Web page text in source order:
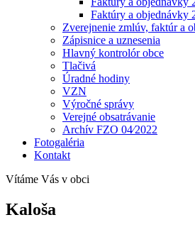
Faktúry a objednávky
Zverejnenie zmlúv, faktúr a
Zápisnice a uznesenia
Hlavný kontrolór obce
Tlačivá
Úradné hodiny
VZN
Výročné správy
Verejné obsatrávanie
Archív FZO 04⁄2022
Fotogaléria
Kontakt
Vítáme Vás v obci
Kaloša